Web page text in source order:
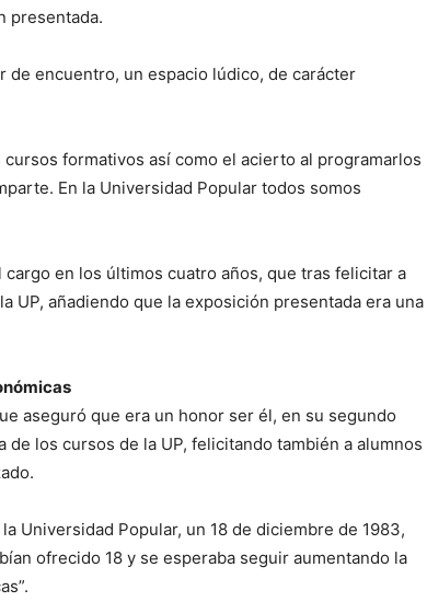
presentada.
de encuentro, un espacio lúdico, de carácter
formativos así como el acierto al programarlos
En la Universidad Popular todos somos
en los últimos cuatro años, que tras felicitar a
UP, añadiendo que la exposición presentada era una
aseguró que era un honor ser él, en su segundo
los cursos de la UP, felicitando también a alumnos
Universidad Popular, un 18 de diciembre de 1983,
ofrecido 18 y se esperaba seguir aumentando la